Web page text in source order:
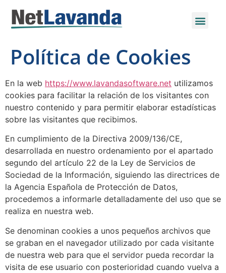
Política de Cookies
En la web https://www.lavandasoftware.net utilizamos
cookies para facilitar la relación de los visitantes con
nuestro contenido y para permitir elaborar estadísticas
sobre las visitantes que recibimos.
En cumplimiento de la Directiva 2009/136/CE,
desarrollada en nuestro ordenamiento por el apartado
segundo del artículo 22 de la Ley de Servicios de
Sociedad de la Información, siguiendo las directrices de
la Agencia Española de Protección de Datos,
procedemos a informarle detalladamente del uso que se
realiza en nuestra web.
Se denominan cookies a unos pequeños archivos que
se graban en el navegador utilizado por cada visitante
de nuestra web para que el servidor pueda recordar la
visita de ese usuario con posterioridad cuando vuelva a